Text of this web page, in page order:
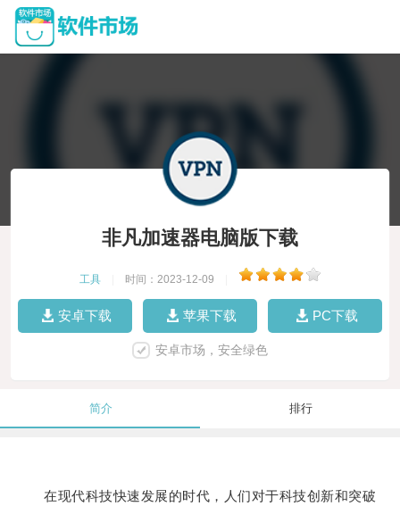
非凡加速器电脑版下载
工具 时间：2023-12-09
安卓下载 苹果下载 PC下载
安卓市场，安全绿色
简介 排行
在现代科技快速发展的时代，人们对于科技创新和突破